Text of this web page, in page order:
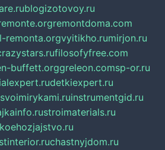
blogizotovoy.ru
remontdoma.com
remonta.orgvyitikho.rumirjon.ru
filosofyfree.com
buffett.orggreleon.comsp-or.ru
detkiexpert.ru
instrumentgid.ru
stroimaterials.ru
chastnyjdom.ru